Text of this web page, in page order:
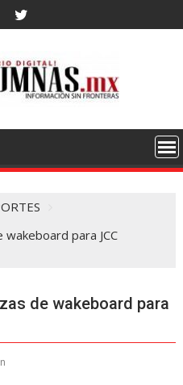
para JCC
de wakeboard para